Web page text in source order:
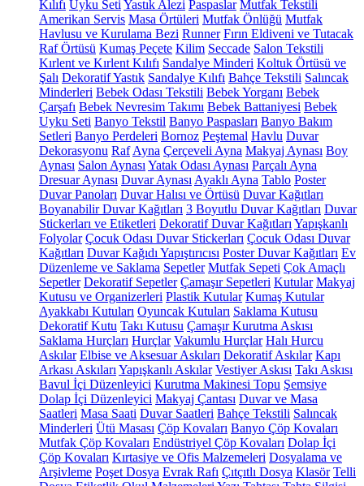
Kılıfı Uyku Seti Yastık Alezi Paspaslar Mutfak Tekstili
Amerikan Servis Masa Örtüleri Mutfak Önlüğü Mutfak
Havlusu ve Kurulama Bezi Runner Fırın Eldiveni ve Tutacak
Raf Örtüsü Kumaş Peçete Kilim Seccade Salon Tekstili
Kırlent ve Kırlent Kılıfı Sandalye Minderi Koltuk Örtüsü ve
Şalı Dekoratif Yastık Sandalye Kılıfı Bahçe Tekstili Salıncak
Minderleri Bebek Odası Tekstili Bebek Yorganı Bebek
Çarşafı Bebek Nevresim Takımı Bebek Battaniyesi Bebek
Uyku Seti Banyo Tekstil Banyo Paspasları Banyo Bakım
Setleri Banyo Perdeleri Bornoz Peştemal Havlu Duvar
Dekorasyonu Raf Ayna Çerçeveli Ayna Makyaj Aynası Boy
Aynası Salon Aynası Yatak Odası Aynası Parçalı Ayna
Dresuar Aynası Duvar Aynası Ayaklı Ayna Tablo Poster
Duvar Panoları Duvar Halısı ve Örtüsü Duvar Kağıtları
Boyanabilir Duvar Kağıtları 3 Boyutlu Duvar Kağıtları Duvar
Stickerları ve Etiketleri Dekoratif Duvar Kağıtları Yapışkanlı
Folyolar Çocuk Odası Duvar Stickerları Çocuk Odası Duvar
Kağıtları Duvar Kağıdı Yapıştırıcısı Poster Duvar Kağıtları Ev
Düzenleme ve Saklama Sepetler Mutfak Sepeti Çok Amaçlı
Sepetler Dekoratif Sepetler Çamaşır Sepetleri Kutular Makyaj
Kutusu ve Organizerleri Plastik Kutular Kumaş Kutular
Ayakkabı Kutuları Oyuncak Kutuları Saklama Kutusu
Dekoratif Kutu Takı Kutusu Çamaşır Kurutma Askısı
Saklama Hurçları Hurçlar Vakumlu Hurçlar Halı Hurcu
Askılar Elbise ve Aksesuar Askıları Dekoratif Askılar Kapı
Arkası Askıları Yapışkanlı Askılar Vestiyer Askısı Takı Askısı
Bavul İçi Düzenleyici Kurutma Makinesi Topu Şemsiye
Dolap İçi Düzenleyici Makyaj Çantası Duvar ve Masa
Saatleri Masa Saati Duvar Saatleri Bahçe Tekstili Salıncak
Minderleri Ütü Masası Çöp Kovaları Banyo Çöp Kovaları
Mutfak Çöp Kovaları Endüstriyel Çöp Kovaları Dolap İçi
Çöp Kovaları Kırtasiye ve Ofis Malzemeleri Dosyalama ve
Arşivleme Poşet Dosya Evrak Rafı Çıtçıtlı Dosya Klasör Telli